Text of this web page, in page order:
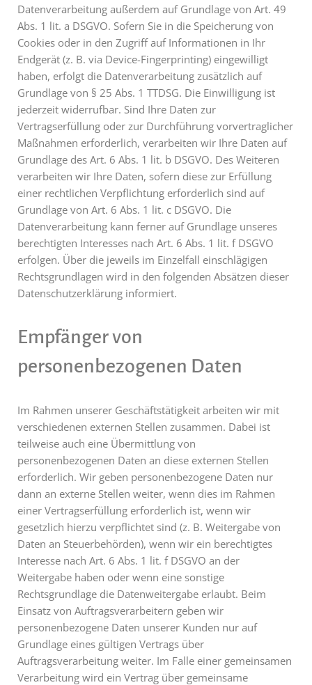
Datenverarbeitung außerdem auf Grundlage von Art. 49
Abs. 1 lit. a DSGVO. Sofern Sie in die Speicherung von
Cookies oder in den Zugriff auf Informationen in Ihr
Endgerät (z. B. via Device-Fingerprinting) eingewilligt
haben, erfolgt die Datenverarbeitung zusätzlich auf
Grundlage von § 25 Abs. 1 TTDSG. Die Einwilligung ist
jederzeit widerrufbar. Sind Ihre Daten zur
Vertragserfüllung oder zur Durchführung vorvertraglicher
Maßnahmen erforderlich, verarbeiten wir Ihre Daten auf
Grundlage des Art. 6 Abs. 1 lit. b DSGVO. Des Weiteren
verarbeiten wir Ihre Daten, sofern diese zur Erfüllung
einer rechtlichen Verpflichtung erforderlich sind auf
Grundlage von Art. 6 Abs. 1 lit. c DSGVO. Die
Datenverarbeitung kann ferner auf Grundlage unseres
berechtigten Interesses nach Art. 6 Abs. 1 lit. f DSGVO
erfolgen. Über die jeweils im Einzelfall einschlägigen
Rechtsgrundlagen wird in den folgenden Absätzen dieser
Datenschutzerklärung informiert.
Empfänger von
personenbezogenen Daten
Im Rahmen unserer Geschäftstätigkeit arbeiten wir mit
verschiedenen externen Stellen zusammen. Dabei ist
teilweise auch eine Übermittlung von
personenbezogenen Daten an diese externen Stellen
erforderlich. Wir geben personenbezogene Daten nur
dann an externe Stellen weiter, wenn dies im Rahmen
einer Vertragserfüllung erforderlich ist, wenn wir
gesetzlich hierzu verpflichtet sind (z. B. Weitergabe von
Daten an Steuerbehörden), wenn wir ein berechtigtes
Interesse nach Art. 6 Abs. 1 lit. f DSGVO an der
Weitergabe haben oder wenn eine sonstige
Rechtsgrundlage die Datenweitergabe erlaubt. Beim
Einsatz von Auftragsverarbeitern geben wir
personenbezogene Daten unserer Kunden nur auf
Grundlage eines gültigen Vertrags über
Auftragsverarbeitung weiter. Im Falle einer gemeinsamen
Verarbeitung wird ein Vertrag über gemeinsame